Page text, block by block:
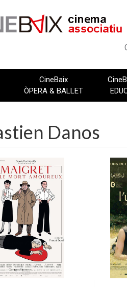
CineBaix
ÒPERA & BALLET
Danos